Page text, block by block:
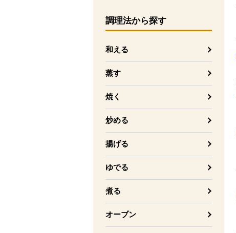
調理法から探す
和える
蒸す
焼く
炒める
揚げる
ゆでる
煮る
オーブン